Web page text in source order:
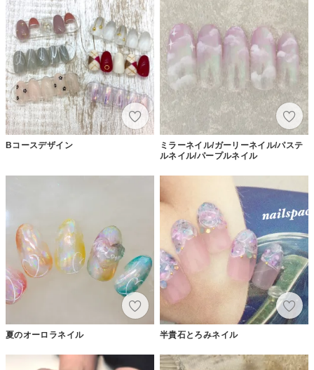
Bコースデザイン
ミラーネイル/ガーリーネイル/パステ
ルネイル/パープルネイル
夏のオーロラネイル 半貴石とろみネイル